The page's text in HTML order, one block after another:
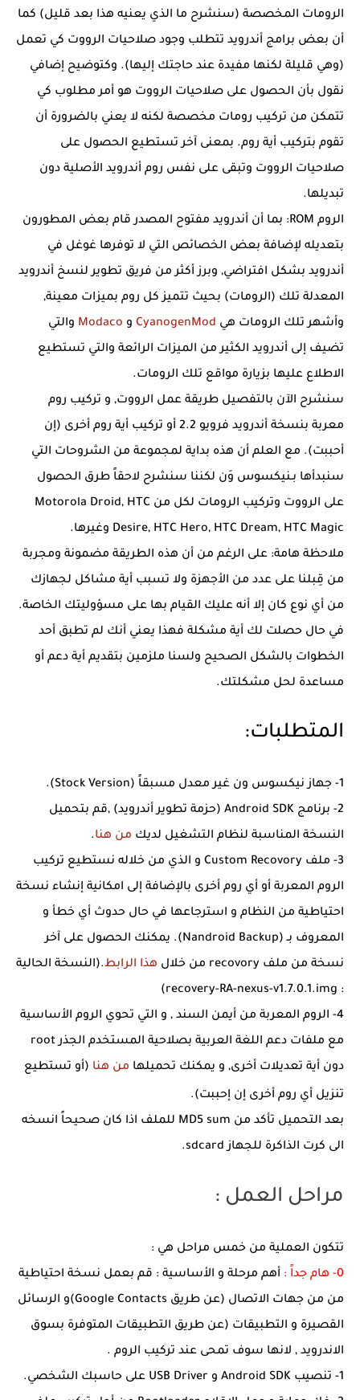
الرومات المخصصة (سنشرح ما الذي يعنيه هذا بعد قليل) كما
أن بعض برامج أندرويد تتطلب وجود صلاحيات الرووت كي تعمل
(وهي قليلة لكنها مفيدة عند حاجتك إليها). وكتوضيح إضافي
نقول بأن الحصول على صلاحيات الرووت هو أمر مطلوب كي
تتمكن من تركيب رومات مخصصة لكنه لا يعني بالضرورة أن
تقوم بتركيب أية روم. بمعنى آخر تستطيع الحصول على
صلاحيات الرووت وتبقى على نفس روم أندرويد الأصلية دون
تبديلها.
الروم ROM:
بما أن أندرويد مفتوح المصدر قام بعض المطورون
بتعديله لإضافة بعض الخصائص التي لا توفرها غوغل في
أندرويد بشكل افتراضي, وبرز أكثر من فريق تطوير لنسخ أندرويد
المعدلة تلك (الرومات) بحيث تتميز كل روم بميزات معينة,
وأشهر تلك الرومات هي CyanogenMod و Modaco والتي
تضيف إلى أندرويد الكثير من الميزات الرائعة والتي تستطيع
الاطلاع عليها بزيارة مواقع تلك الرومات.
سنشرح الآن بالتفصيل طريقة عمل الرووت, و تركيب روم
معربة بنسخة أندرويد فرويو 2.2 أو تركيب أية روم أخرى (إن
أحببت). مع العلم أن هذه بداية لمجموعة من الشروحات التي
سنبدأها بـنيكسوس وَن لكننا سنشرح لاحقاً طرق الحصول
على الرووت وتركيب الرومات لكل من Motorola Droid, HTC
Desire, HTC Hero, HTC Dream, HTC Magic وغيرها.
ملاحظة هامة: على الرغم من أن هذه الطريقة مضمونة ومجربة
من قِبلنا على عدد من الأجهزة ولا تسبب أية مشاكل لجهازك
من أي نوع كان إلا أنه عليك القيام بها على مسؤوليتك الخاصة.
في حال حصلت لك أية مشكلة فهذا يعني أنك لم تطبق أحد
الخطوات بالشكل الصحيح ولسنا ملزمين بتقديم أية دعم أو
مساعدة لحل مشكلتك.
المتطلبات:
1- جهاز نيكسوس ون غير معدل مسبقاً (Stock Version).
2- برنامج Android SDK (حزمة تطوير أندرويد) ,قم بتحميل
النسخة المناسبة لنظام التشغيل لديك من هنا.
3- ملف Custom Recovory و الذي من خلاله نستطيع تركيب
الروم المعربة أو أي روم أخرى بالإضافة إلى امكانية إنشاء نسخة
احتياطية من النظام و استرجاعها في حال حدوث أي خطأ و
المعروف بـ (Nandroid Backup). يمكنك الحصول على آخر
نسخة من ملف recovory من خلال
هذا الرابط.(النسخة الحالية
: recovery-RA-nexus-v1.7.0.1.img)
4- الروم المعربة من أيمن السند , و التي تحوي الروم الأساسية
مع ملفات دعم اللغة العربية بصلاحية المستخدم الجذر root
دون أية تعديلات أخرى, و يمكنك تحميلها من هنا (أو تستطيع
تنزيل أي روم أخرى إن إحببت).
بعد التحميل تأكد من MD5 sum للملف اذا كان صحيحاً انسخه
الى كرت الذاكرة للجهاز sdcard.
مراحل العمل :
تتكون العملية من خمس مراحل هي :
0- هام جداً :
أهم مرحلة و الأساسية : قم بعمل نسخة احتياطية
من من جهات الاتصال (عن طريق Google Contacts)و الرسائل
القصيرة و التطبيقات (عن طريق التطبيقات المتوفرة بسوق
الاندرويد , لانها سوف تمحى عند تركيب الروم .
1- تنصيب Android SDK و USB Driver على حاسبك الشخصي.